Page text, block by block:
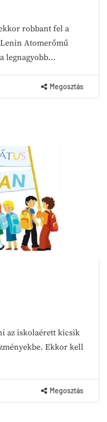
robbant fel a
Atomerőmű
legnagyobb…
Megosztás
az iskolaérett kicsik
Ekkor kell
Megosztás